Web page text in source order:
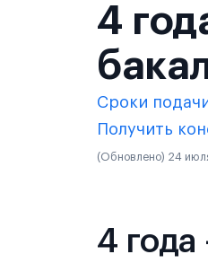
4
Сроки
Получить
(Обновлено) 24
4